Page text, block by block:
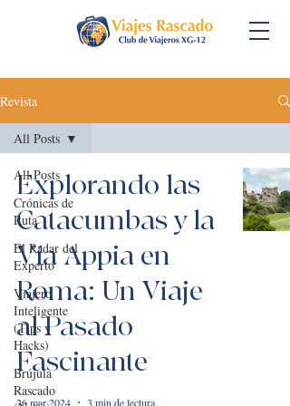
Revista
All Posts
Crónicas de
Ruta
El Radar del
Experto
Viajero
Inteligente
(Tips y
Hacks)
Brújula
Rascado
All Posts
Explorando las
Catacumbas y la
Vía Appia en
Roma: Un Viaje
al Pasado
Fascinante
26 mar 2024 3 min de lectura